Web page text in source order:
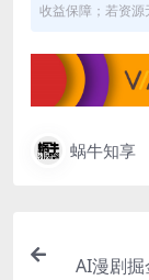
收益保障；若资
蜗牛知享
AI漫剧